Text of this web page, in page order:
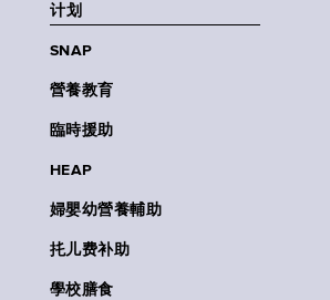
计划
SNAP
營養教育
臨時援助
HEAP
婦嬰幼營養輔助
扥儿费补助
學校膳食